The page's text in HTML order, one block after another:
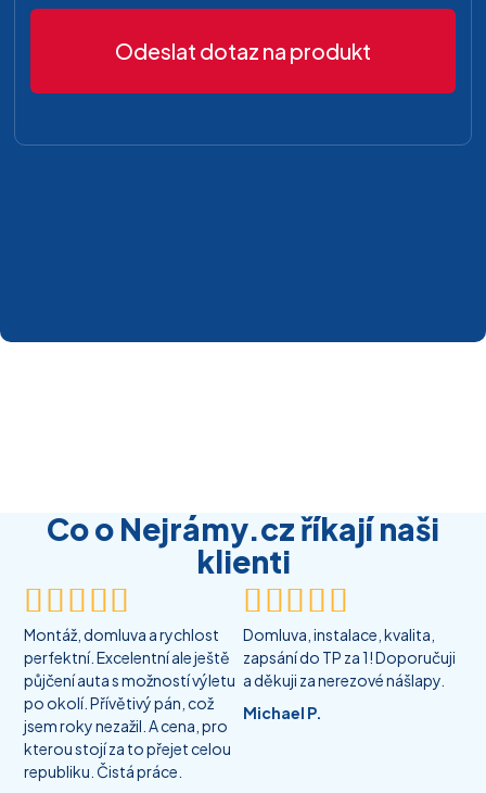
Odeslat dotaz na produkt
Co o Nejrámy.cz říkají naši
klienti

Montáž, domluva a rychlost
perfektní. Excelentní ale ještě
půjčení auta s možností výletu
po okolí. Přívětivý pán, což
jsem roky nezažil. A cena, pro
kterou stojí za to přejet celou
republiku. Čistá práce.

Domluva, instalace, kvalita,
zapsání do TP za 1! Doporučuji
a děkuji za nerezové nášlapy.
Michael P.